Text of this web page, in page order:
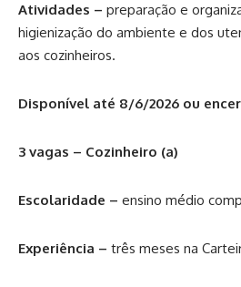
Atividades – preparação e
higienização do ambiente e dos
aos cozinheiros.
Disponível até 8/6/2026 ou
3 vagas – Cozinheiro (a)
Escolaridade – ensino médio
Experiência – três meses na